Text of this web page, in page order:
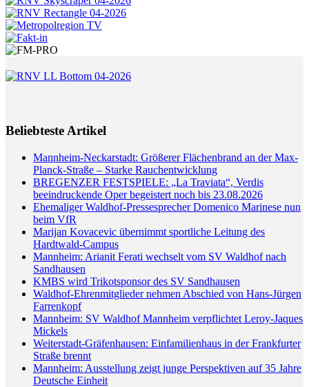
Beliebteste Artikel
Mannheim-Neckarstadt: Größerer Flächenbrand an der Max-
Planck-Straße – Starke Rauchentwicklung
BREGENZER FESTSPIELE: „La Traviata“, Verdis
beeindruckende Oper begeistert noch bis 23.08.2026
Ehemaliger Waldhof-Pressesprecher Domenico Marinese nun
beim VfR
Marijan Kovacevic übernimmt sportliche Leitung des
Hardtwald-Campus
Mannheim: Arianit Ferati wechselt vom SV Waldhof nach
Sandhausen
KMBS wird Trikotsponsor des SV Sandhausen
Waldhof-Ehrenmitglieder nehmen Abschied von Hans-Jürgen
Farrenkopf
Mannheim: SV Waldhof Mannheim verpflichtet Leroy-Jaques
Mickels
Weiterstadt-Gräfenhausen: Einfamilienhaus in der Frankfurter
Straße brennt
Mannheim: Ausstellung zeigt junge Perspektiven auf 35 Jahre
Deutsche Einheit